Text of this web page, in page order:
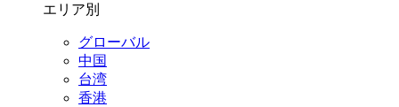
エリア別
グローバル
中国
台湾
香港